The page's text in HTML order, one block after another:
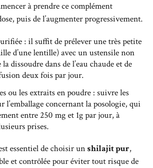
à prendre ce complément
puis de l’augmenter progressivement.
: il suffit de prélever une très petite
d’une lentille) avec un ustensile non
dissoudre dans de l’eau chaude et de
deux fois par jour.
ou les extraits en poudre : suivre les
l’emballage concernant la posologie, qui
entre 250 mg et 1g par jour, à
prises.
essentiel de choisir unshilajit pur,
et contrôlée pour éviter tout risque de